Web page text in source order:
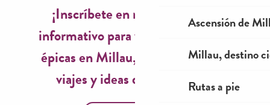
Ascensión de
Millau, destino
Rutas a pie
¡Inscríbete en nuestro boletín
informativo para vivir experiencias
épicas en Millau, inspiraciones de
viajes y ideas de temporada!